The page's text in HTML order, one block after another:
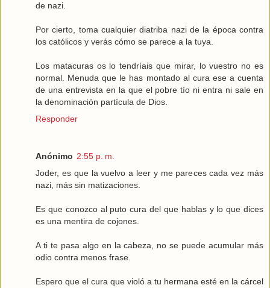
de nazi.
Por cierto, toma cualquier diatriba nazi de la época contra
los católicos y verás cómo se parece a la tuya.
Los matacuras os lo tendríais que mirar, lo vuestro no es
normal. Menuda que le has montado al cura ese a cuenta
de una entrevista en la que el pobre tío ni entra ni sale en
la denominación partícula de Dios.
Responder
Anónimo 2:55 p. m.
Joder, es que la vuelvo a leer y me pareces cada vez más
nazi, más sin matizaciones.
Es que conozco al puto cura del que hablas y lo que dices
es una mentira de cojones.
A ti te pasa algo en la cabeza, no se puede acumular más
odio contra menos frase.
Espero que el cura que violó a tu hermana esté en la cárcel